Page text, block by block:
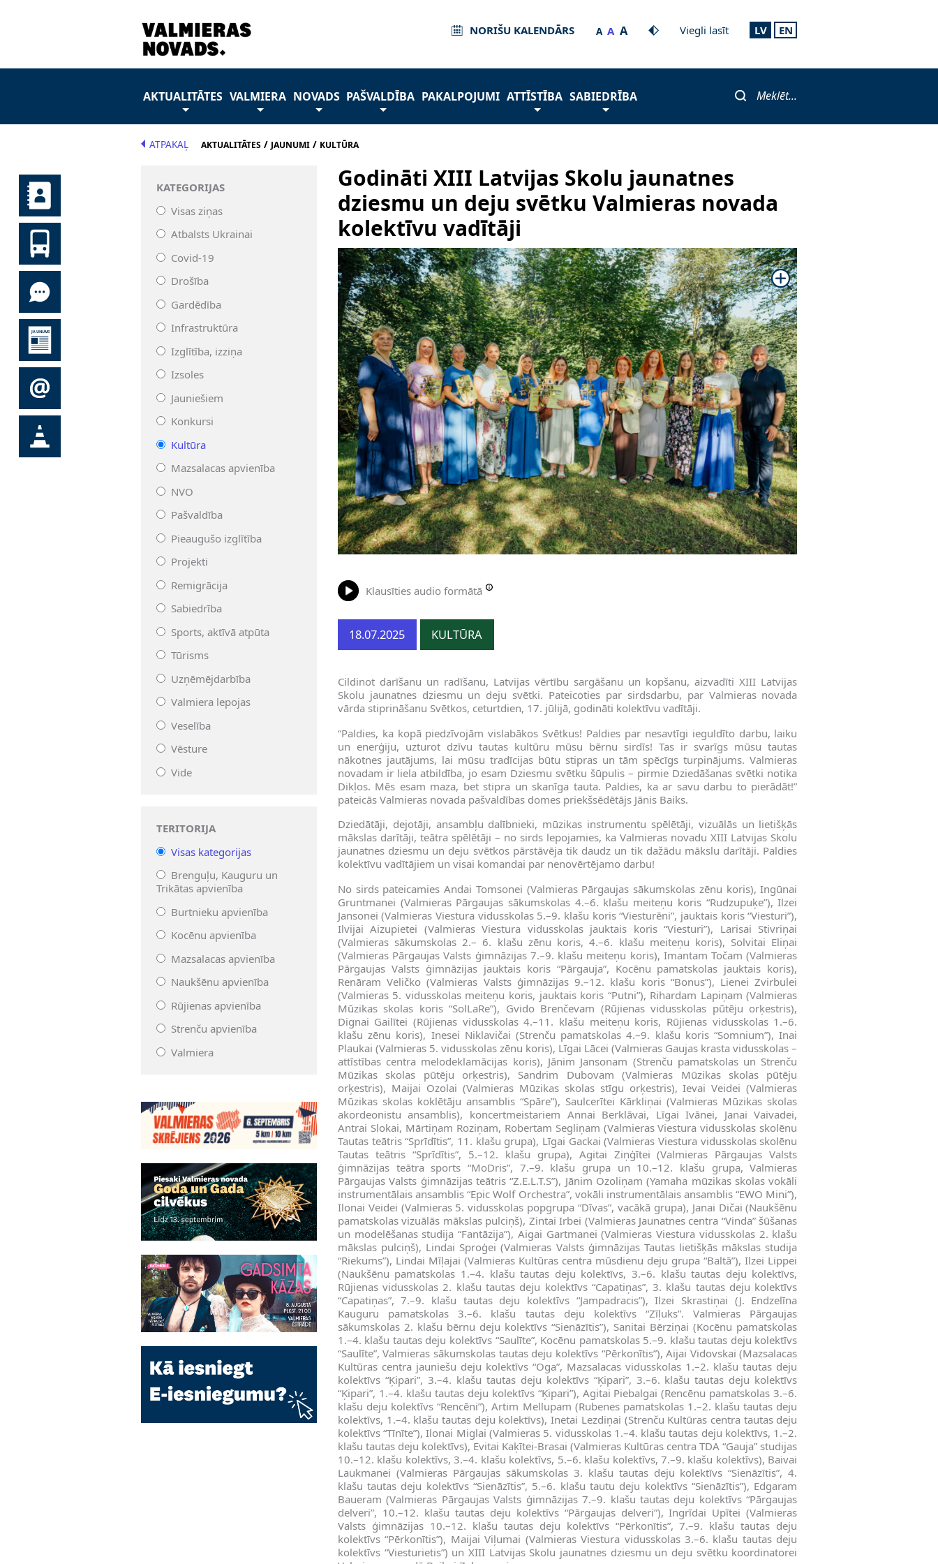
NORIŠU KALENDĀRS A A A Viegli lasīt LV EN
AKTUALITĀTES VALMIERA NOVADS PAŠVALDĪBA PAKALPOJUMI ATTĪSTĪBA SABIEDRĪBA Meklēt...
ATPAKAĻ AKTUALITĀTES/ JAUNUMI/ KULTŪRA
KATEGORIJAS
Visas ziņas
Atbalsts Ukrainai
Covid-19
Drošība
Gardēdība
Infrastruktūra
Izglītība, izziņa
Izsoles
Jauniešiem
Konkursi
Kultūra
Mazsalacas apvienība
NVO
Pašvaldība
Pieaugušo izglītība
Projekti
Remigrācija
Sabiedrība
Sports, aktīvā atpūta
Tūrisms
Uzņēmējdarbība
Valmiera lepojas
Veselība
Vēsture
Vide
TERITORIJA
Visas kategorijas
Brenguļu, Kauguru un
Trikātas apvienība
Burtnieku apvienība
Kocēnu apvienība
Mazsalacas apvienība
Naukšēnu apvienība
Rūjienas apvienība
Strenču apvienība
Valmiera
Godināti XIII Latvijas Skolu jaunatnes
dziesmu un deju svētku Valmieras novada
kolektīvu vadītāji
Klausīties audio formātā
18.07.2025 KULTŪRA
Cildinot darīšanu un radīšanu, Latvijas vērtību sargāšanu un kopšanu, aizvadīti XIII Latvijas
Skolu jaunatnes dziesmu un deju svētki. Pateicoties par sirdsdarbu, par Valmieras novada
vārda stiprināšanu Svētkos, ceturtdien, 17. jūlijā, godināti kolektīvu vadītāji.
“Paldies, ka kopā piedzīvojām vislabākos Svētkus! Paldies par nesavtīgi ieguldīto darbu, laiku
un enerģiju, uzturot dzīvu tautas kultūru mūsu bērnu sirdīs! Tas ir svarīgs mūsu tautas
nākotnes jautājums, lai mūsu tradīcijas būtu stipras un tām spēcīgs turpinājums. Valmieras
novadam ir liela atbildība, jo esam Dziesmu svētku šūpulis – pirmie Dziedāšanas svētki notika
Dikļos. Mēs esam maza, bet stipra un skanīga tauta. Paldies, ka ar savu darbu to pierādāt!”
pateicās Valmieras novada pašvaldības domes priekšsēdētājs Jānis Baiks.
Dziedātāji, dejotāji, ansambļu dalībnieki, mūzikas instrumentu spēlētāji, vizuālās un lietišķās
mākslas darītāji, teātra spēlētāji – no sirds lepojamies, ka Valmieras novadu XIII Latvijas Skolu
jaunatnes dziesmu un deju svētkos pārstāvēja tik daudz un tik dažādu mākslu darītāji. Paldies
kolektīvu vadītājiem un visai komandai par nenovērtējamo darbu!
No sirds pateicamies Andai Tomsonei (Valmieras Pārgaujas sākumskolas zēnu koris), Ingūnai
Gruntmanei (Valmieras Pārgaujas sākumskolas 4.–6. klašu meiteņu koris “Rudzupuķe”), Ilzei
Jansonei (Valmieras Viestura vidusskolas 5.–9. klašu koris “Viesturēni”, jauktais koris “Viesturi”),
Ilvijai Aizupietei (Valmieras Viestura vidusskolas jauktais koris “Viesturi”), Larisai Stivriņai
(Valmieras sākumskolas 2.– 6. klašu zēnu koris, 4.–6. klašu meiteņu koris), Solvitai Eliņai
(Valmieras Pārgaujas Valsts ģimnāzijas 7.–9. klašu meiteņu koris), Imantam Točam (Valmieras
Pārgaujas Valsts ģimnāzijas jauktais koris “Pārgauja”, Kocēnu pamatskolas jauktais koris),
Renāram Veličko (Valmieras Valsts ģimnāzijas 9.–12. klašu koris “Bonus”), Lienei Zvirbulei
(Valmieras 5. vidusskolas meiteņu koris, jauktais koris “Putni”), Rihardam Lapiņam (Valmieras
Mūzikas skolas koris “SolLaRe”), Gvido Brenčevam (Rūjienas vidusskolas pūtēju orķestris),
Dignai Gailītei (Rūjienas vidusskolas 4.–11. klašu meiteņu koris, Rūjienas vidusskolas 1.–6.
klašu zēnu koris), Inesei Niklavičai (Strenču pamatskolas 4.–9. klašu koris “Somnium”), Inai
Plaukai (Valmieras 5. vidusskolas zēnu koris), Līgai Lācei (Valmieras Gaujas krasta vidusskolas –
attīstības centra melodeklamācijas koris), Jānim Jansonam (Strenču pamatskolas un Strenču
Mūzikas skolas pūtēju orķestris), Sandrim Dubovam (Valmieras Mūzikas skolas pūtēju
orķestris), Maijai Ozolai (Valmieras Mūzikas skolas stīgu orķestris), Ievai Veidei (Valmieras
Mūzikas skolas koklētāju ansamblis “Spāre”), Saulcerītei Kārkliņai (Valmieras Mūzikas skolas
akordeonistu ansamblis), koncertmeistariem Annai Berklāvai, Līgai Ivānei, Janai Vaivadei,
Antrai Slokai, Mārtiņam Roziņam, Robertam Segliņam (Valmieras Viestura vidusskolas skolēnu
Tautas teātris “Sprīdītis”, 11. klašu grupa), Līgai Gackai (Valmieras Viestura vidusskolas skolēnu
Tautas teātris “Sprīdītis”, 5.–12. klašu grupa), Agitai Ziņģītei (Valmieras Pārgaujas Valsts
ģimnāzijas teātra sports “MoDris”, 7.–9. klašu grupa un 10.–12. klašu grupa, Valmieras
Pārgaujas Valsts ģimnāzijas teātris “Z.E.L.T.S”), Jānim Ozoliņam (Yamaha mūzikas skolas vokāli
instrumentālais ansamblis “Epic Wolf Orchestra”, vokāli instrumentālais ansamblis “EWO Mini”),
Ilonai Veidei (Valmieras 5. vidusskolas popgrupa “Dīvas”, vacākā grupa), Janai Dičai (Naukšēnu
pamatskolas vizuālās mākslas pulciņš), Zintai Irbei (Valmieras Jaunatnes centra “Vinda” šūšanas
un modelēšanas studija “Fantāzija”), Aigai Gartmanei (Valmieras Viestura vidusskolas 2. klašu
mākslas pulciņš), Lindai Sproģei (Valmieras Valsts ģimnāzijas Tautas lietišķās mākslas studija
“Riekums”), Lindai Mīļajai (Valmieras Kultūras centra mūsdienu deju grupa “Baltā”), Ilzei Lippei
(Naukšēnu pamatskolas 1.–4. klašu tautas deju kolektīvs, 3.–6. klašu tautas deju kolektīvs,
Rūjienas vidusskolas 2. klašu tautas deju kolektīvs “Capatiņas”, 3. klašu tautas deju kolektīvs
“Capatiņas”, 7.–9. klašu tautas deju kolektīvs “Jampadracis”), Ilzei Skrastiņai (J. Endzelīna
Kauguru pamatskolas 3.–6. klašu tautas deju kolektīvs “Zīļuks”. Valmieras Pārgaujas
sākumskolas 2. klašu bērnu deju kolektīvs “Sienāzītis”), Sanitai Bērziņai (Kocēnu pamatskolas
1.–4. klašu tautas deju kolektīvs “Saulīte”, Kocēnu pamatskolas 5.–9. klašu tautas deju kolektīvs
“Saulīte”, Valmieras sākumskolas tautas deju kolektīvs “Pērkonītis”), Aijai Vidovskai (Mazsalacas
Kultūras centra jauniešu deju kolektīvs “Oga”, Mazsalacas vidusskolas 1.–2. klašu tautas deju
kolektīvs “Ķipari”, 3.–4. klašu tautas deju kolektīvs “Ķipari”, 3.–6. klašu tautas deju kolektīvs
“Ķipari”, 1.–4. klašu tautas deju kolektīvs “Ķipari”), Agitai Piebalgai (Rencēnu pamatskolas 3.–6.
klašu deju kolektīvs “Rencēni”), Artim Mellupam (Rubenes pamatskolas 1.–2. klašu tautas deju
kolektīvs, 1.–4. klašu tautas deju kolektīvs), Inetai Lezdiņai (Strenču Kultūras centra tautas deju
kolektīvs “Tīnīte”), Ilonai Miglai (Valmieras 5. vidusskolas 1.–4. klašu tautas deju kolektīvs, 1.–2.
klašu tautas deju kolektīvs), Evitai Kaķītei-Brasai (Valmieras Kultūras centra TDA “Gauja” studijas
10.–12. klašu kolektīvs, 3.–4. klašu kolektīvs, 5.–6. klašu kolektīvs, 7.–9. klašu kolektīvs), Baivai
Laukmanei (Valmieras Pārgaujas sākumskolas 3. klašu tautas deju kolektīvs “Sienāzītis”, 4.
klašu tautas deju kolektīvs “Sienāzītis”, 5.–6. klašu tautu deju kolektīvs “Sienāzītis”), Edgaram
Baueram (Valmieras Pārgaujas Valsts ģimnāzijas 7.–9. klašu tautas deju kolektīvs “Pārgaujas
delveri”, 10.–12. klašu tautas deju kolektīvs “Pārgaujas delveri”), Ingrīdai Upītei (Valmieras
Valsts ģimnāzijas 10.–12. klašu tautas deju kolektīvs “Pērkonītis”, 7.–9. klašu tautas deju
kolektīvs “Pērkonītis”), Maijai Viļumai (Valmieras Viestura vidusskolas 3.–6. klašu tautas deju
kolektīvs “Viesturietis”) un XIII Latvijas Skolu jaunatnes dziesmu un deju svētku koordinatorei